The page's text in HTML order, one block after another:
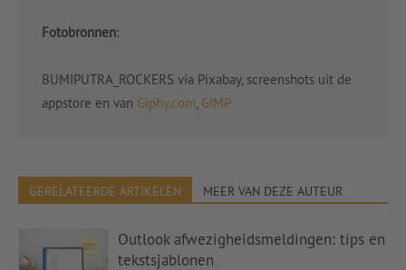
Fotobronnen:
BUMIPUTRA_ROCKERS via Pixabay, screenshots uit de
appstore en van Giphy.com, GIMP
GERELATEERDE ARTIKELEN MEER VAN DEZE AUTEUR
Outlook afwezigheidsmeldingen: tips en
tekstsjablonen